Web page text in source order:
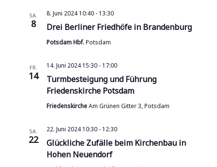
a
SA.
8 Drei Berliner Friedhöfe in Brandenburg
8. Juni 2024 10:40- 13:30
Potsdam Hbf.Potsdam
FR.
14
Turmbesteigung und Führung
Friedenskirche Potsdam
14. Juni 2024 15:30- 17:00
FriedenskircheAm Grünen Gitter 3, Potsdam
SA.
22
Glückliche Zufälle beim Kirchenbau in
Hohen Neuendorf
22. Juni 2024 10:30- 12:30